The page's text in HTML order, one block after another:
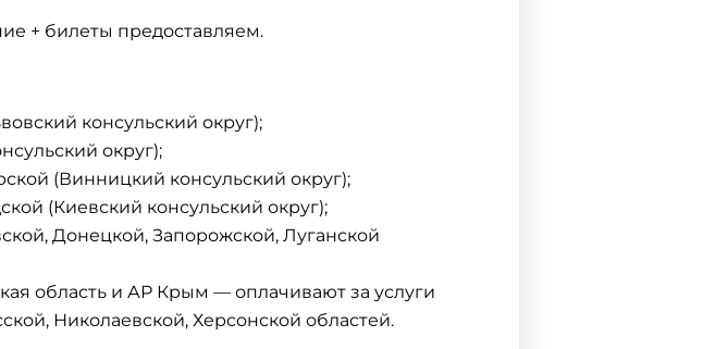
+ билеты предоставляем.
консульский округ);
округ);
(Винницкий консульский округ);
(Киевский консульский округ);
Донецкой, Запорожской, Луганской
область и АР Крым — оплачивают за услуги
Николаевской, Херсонской областей.